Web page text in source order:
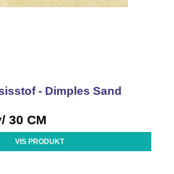
- Dimples Sand
30 CM
VIS PRODUKT